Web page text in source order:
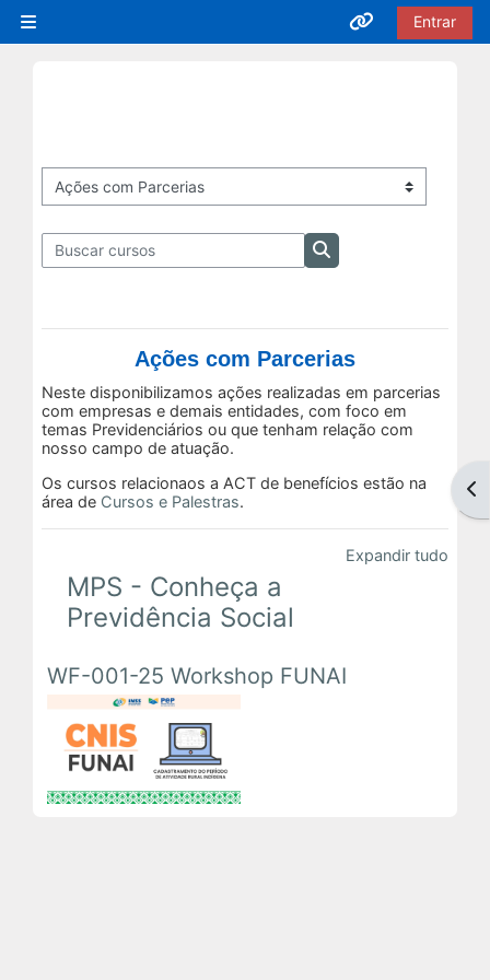
Painel lateralAcesso rápido
Inscrições Abertas
Em Andamento
Encerrados
Cursos Presenciais
Em Andamento
Encerrados
Espaço das Superintendências
Trilhas de Aprendizagem
Ações Extracurriculares
Entrar
Categorias de Cursos
Buscar cursos
Buscar cursos
Ações com Parcerias
Neste disponibilizamos ações realizadas em parcerias
com empresas e demais entidades, com foco em
temas Previdenciários ou que tenham relação com
nosso campo de atuação.
Os cursos relacionaos a ACT de benefícios estão na
área de Cursos e Palestras.
Expandir tudo
MPS - Conheça a
Previdência Social
WF-001-25 Workshop FUNAI